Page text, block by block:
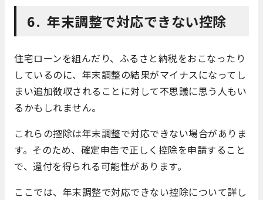
6. 年末調整で対応できない控除
住宅ローンを組んだり、ふるさと納税をおこなったり
しているのに、年末調整の結果がマイナスになってし
まい追加徴収されることに対して不思議に思う人もい
るかもしれません。
これらの控除は年末調整で対応できない場合がありま
す。そのため、確定申告で正しく控除を申請すること
で、還付を得られる可能性があります。
ここでは、年末調整で対応できない控除について詳し